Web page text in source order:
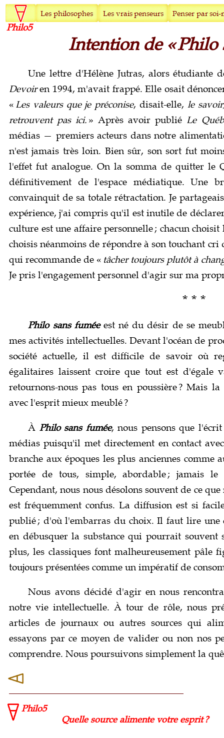
Philo5
Intention de « Philo
Une lettre d'Hélène Jutras, alors étudiante
Devoiren 1994, m'avait frappé. Elle osait
« Les valeurs que je préconise, disait-elle,le
retrouvent pas ici. » Après avoir publié Le
médias — premiers acteurs dans notre
n'est jamais très loin. Bien sûr, son sort fut
l'effet fut analogue. On la somma de quitter le
définitivement de l'espace médiatique. Une
convainquit de sa totale rétractation. Je
expérience, j'ai compris qu'il est inutile de
culture est une affaire personnelle ; chacun
choisis néanmoins de répondre à son touchant
qui recommande de « tâcher toujours plutôt à
Je pris l'engagement personnel d'agir sur ma
* * *
Philo sans fuméeest né du désir de se
mes activités intellectuelles. Devant l'océan de
société actuelle, il est difficile de savoir où
égalitaires laissent croire que tout est d'égale
retournons-nous pas tous en poussière ? Mais
avec l'esprit mieux meublé ?
À Philo sans fumée, nous pensons que
médias puisqu'il met directement en contact
branche aux époques les plus anciennes comme
portée de tous, simple, abordable ; jamais
Cependant, nous nous désolons souvent de ce
est fréquemment confus. La diffusion est si
publié ; d'où l'embarras du choix. Il faut lire une
en débusquer la substance qui pourrait souvent
plus, les classiques font malheureusement pâle
toujours présentées comme un impératif de
Nous avons décidé d'agir en nous
notre vie intellectuelle. À tour de rôle, nous
articles de journaux ou autres sources qui
essayons par ce moyen de valider ou non nos
comprendre. Nous poursuivons simplement la
Philo5
Quelle source alimente votre esprit ?